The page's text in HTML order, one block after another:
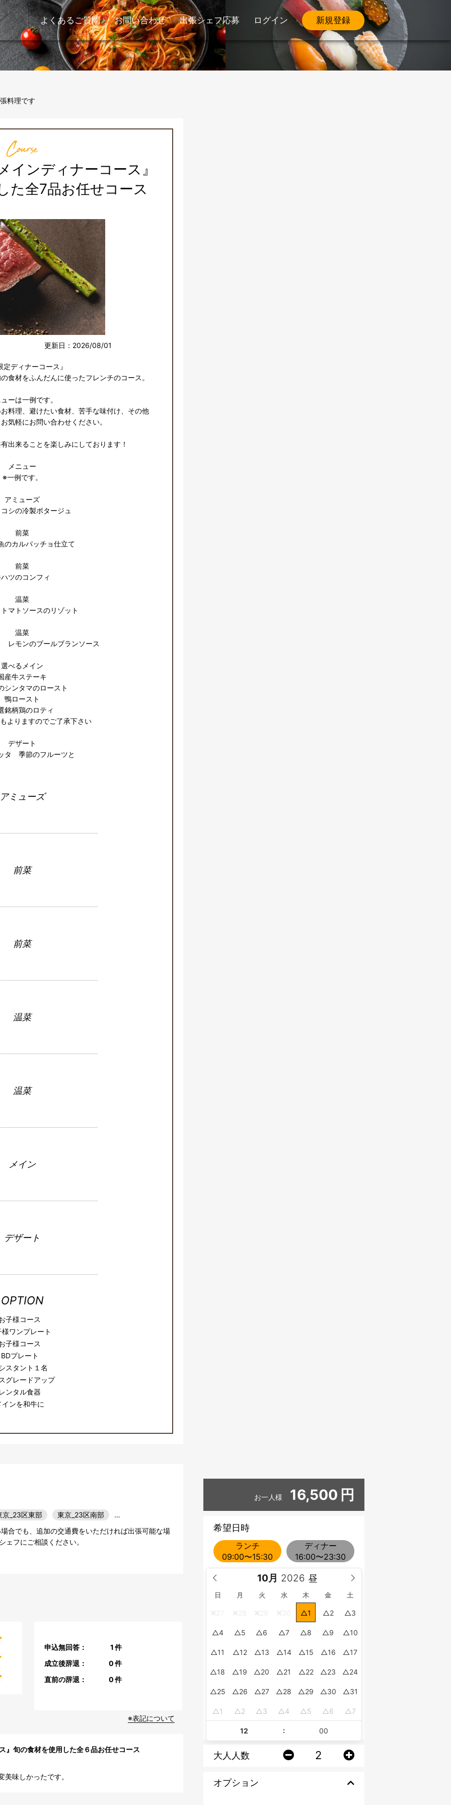
よくあるご質問 お問い合わせ 出張シェフ応募 ログイン 新規登録
料理です
Course
インディナーコース』
た全7品お任せコース
更新日：2026/08/01
ディナーコース』
食材をふんだんに使ったフレンチのコース。
ーは一例です。
料理、避けたい食材、苦手な味付け、その他
気軽にお問い合わせください。
出来ることを楽しみにしております！
メニュー
※一例です。
アミューズ
シの冷製ポタージュ
前菜
のカルパッチョ仕立て
前菜
ツのコンフィ
温菜
マトソースのリゾット
温菜
レモンのブールブランソース
選べるメイン
産牛ステーキ
シンタマのロースト
鴨ロースト
銘柄鶏のロティ
よりますのでご了承下さい
デザート
アミューズ
前菜
前菜
温菜
温菜
メイン
デザート
OPTION
子様コース
様ワンプレート
子様コース
BDプレート
スタント１名
グレードアップ
ンタル食器
インを和牛に
京_23区東部 東京_23区南部
…
合でも、追加の交通費をいただければ出張可能な場
ェフにご相談ください。
申込無回答： 1件
成立後辞退：
0件
直前の辞退：
0件
※表記について
』旬の食材を使用した全６品お任せコース
味しかったです。
お一人様 16,500 円
希望日時
ランチ
09:00〜15:30
ディナー
16:00〜23:30
10月
日 月 火 水 木 金 土
1 2 3
4 5 6 7 8 9 10
11 12 13 14 15 16 17
18 19 20 21 22 23 24
25 26 27 28 29 30 31
1 2 3 4 5 6 7
:
大人人数
オプション